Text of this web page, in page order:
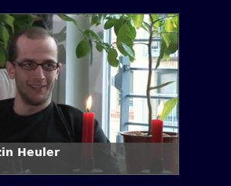
Heuler